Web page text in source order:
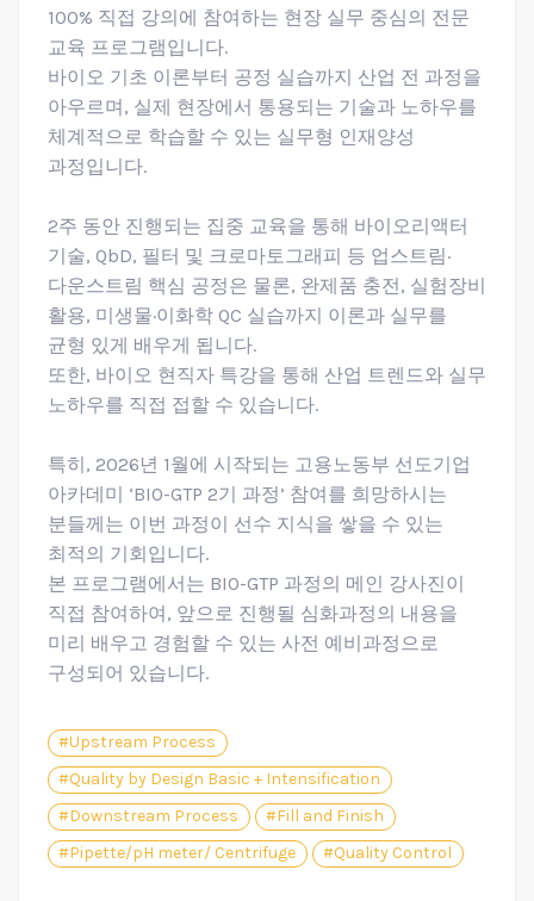
100% 직접 강의에 참여하는 현장 실무 중심의 전문
교육 프로그램입니다.
바이오 기초 이론부터 공정 실습까지 산업 전 과정을
아우르며, 실제 현장에서 통용되는 기술과 노하우를
체계적으로 학습할 수 있는 실무형 인재양성
과정입니다.
2주 동안 진행되는 집중 교육을 통해 바이오리액터
기술, QbD, 필터 및 크로마토그래피 등 업스트림·
다운스트림 핵심 공정은 물론, 완제품 충전, 실험장비
활용, 미생물·이화학 QC 실습까지 이론과 실무를
균형 있게 배우게 됩니다.
또한, 바이오 현직자 특강을 통해 산업 트렌드와 실무
노하우를 직접 접할 수 있습니다.
특히, 2026년 1월에 시작되는 고용노동부 선도기업
아카데미 ‘BIO-GTP 2기 과정’ 참여를 희망하시는
분들께는 이번 과정이 선수 지식을 쌓을 수 있는
최적의 기회입니다.
본 프로그램에서는 BIO-GTP 과정의 메인 강사진이
직접 참여하여, 앞으로 진행될 심화과정의 내용을
미리 배우고 경험할 수 있는 사전 예비과정으로
구성되어 있습니다.
#Upstream Process
#Quality by Design Basic + Intensification
#Downstream Process
#Fill and Finish
#Pipette/pH meter/ Centrifuge
#Quality Control